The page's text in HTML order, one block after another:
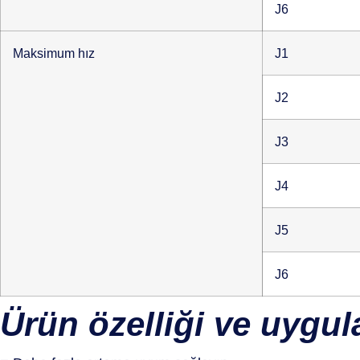
J6
Maksimum hız J1
J2
J3
J4
J5
J6
Ürün özelliği ve